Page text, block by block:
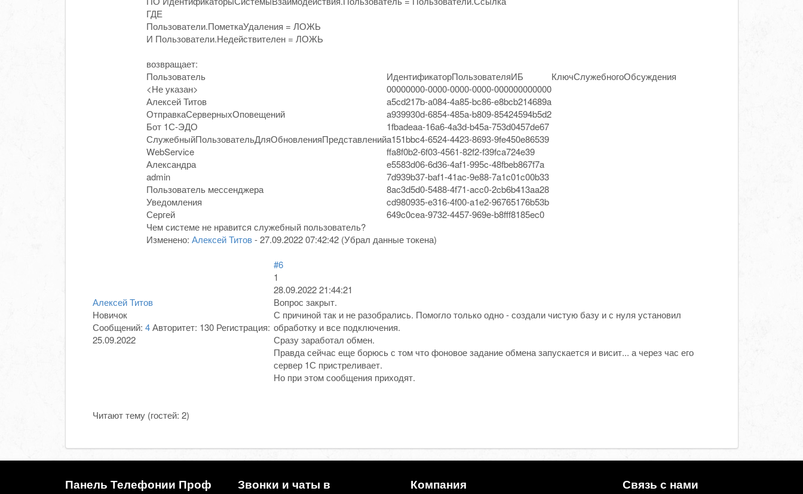
ГДЕ
Пользователи.ПометкаУдаления = ЛОЖЬ
И Пользователи.Недействителен = ЛОЖЬ
возвращает:
Пользователь
ИдентификаторПользователяИБ
КлючСлужебногоОбсуждения
<Не указан>
00000000-0000-0000-0000-000000000000
Алексей Титов
a5cd217b-a084-4a85-bc86-e8bcb214689a
ОтправкаСерверныхОповещений
a939930d-6854-485a-b809-85424594b5d2
Бот 1С-ЭДО
1fbadeaa-16a6-4a3d-b45a-753d0457de67
СлужебныйПользовательДляОбновленияПредставленийa151bbc4-6524-4423-8693-9fe450e86539
WebService
ffa8f0b2-6f03-4561-82f2-f39fca724e39
Александра
e5583d06-6d36-4af1-995c-48fbeb867f7a
admin
7d939b37-baf1-41ac-9e88-7a1c01c00b33
Пользователь мессенджера
8ac3d5d0-5488-4f71-acc0-2cb6b413aa28
Уведомления
cd980935-e316-4f00-a1e2-96765176b53b
Сергей
649c0cea-9732-4457-969e-b8fff8185ec0
Чем системе не нравится служебный пользователь?
Изменено: Алексей Титов-27.09.2022 07:42:42 (Убрал данные токена)
Алексей Титов
Новичок
Сообщений: 4 Авторитет: 130 Регистрация:
25.09.2022
#6
1
28.09.2022 21:44:21
Вопрос закрыт.
С причиной так и не разобрались. Помогло только одно - создали чистую базу и с нуля установил
обработку и все подключения.
Сразу заработал обмен.
Правда сейчас еще борюсь с том что фоновое задание обмена запускается и висит... а через час его
сервер 1С пристреливает.
Но при этом сообщения приходят.
Читают тему (гостей: 2)
Панель Телефонии Проф
Звонки и чаты в
Компания Связь с нами